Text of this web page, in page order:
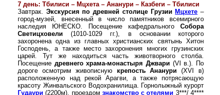
7 день: Тбилиси – Мцхета – Ананури – Казбеги – Тбилиси
Завтрак. Экскурсия по древней столице Грузии Мцхете –
город-музей, внесенный в число памятников всемирного
наследия ЮНЕСКО. Посещение кафедрального Собора
Светицховели (1010-1029 гг.), в основании которого
захоронена одна из главных христианских святынь Хитон
Господень, а также место захоронения многих грузинских
царей. Тут же находиться часть животворного столба.
Посещение древнего храма-монастыря Джвари (VI в.). По
дороге осмотрим живописную крепость Ананури (XVI в)
расположенную над рекой Арагви, а также потрясающую
красоту Жинвальского Водохранилища. Горнолыжный курорт
Гудаури (2200м), проездом знакомство с отелями 3***/ 4****